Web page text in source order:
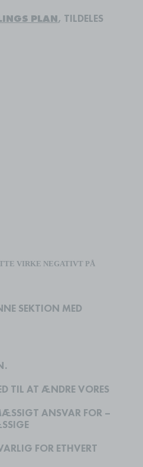
PLAN, TILDELES
VIRKE NEGATIVT PÅ
SEKTION MED
TIL AT ÆNDRE VORES
ANSVAR FOR –
FOR ETHVERT